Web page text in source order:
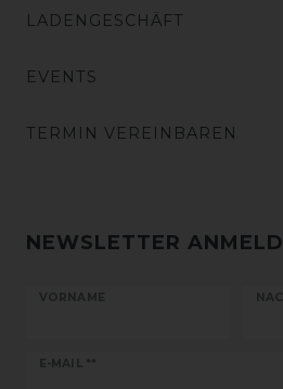
LADENGESCHÄFT
EVENTS
TERMIN VEREINBAREN
NEWSLETTER
VORNAME
E-MAIL **
Newsletter